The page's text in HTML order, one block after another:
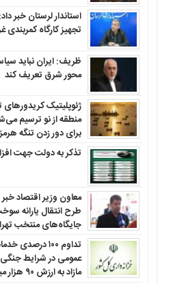
استاندار لرستان خبر
تجهیز کارگاه کمربندی
ظریف: ایران نباید
محور شرق تعریف کند
ژئوپلیتیک
منطقه‌ از نو ترسیم
برای دور زدن تنگه هرمز
تذکر به دولت جهت
معاون وزیر اقتصاد خبر
طرح انتقال یارانه
جایگاه‌های منتخب
تداوم ۱۰۰
مازاد به ارزش ۹۰ هزار میلیارد تومان